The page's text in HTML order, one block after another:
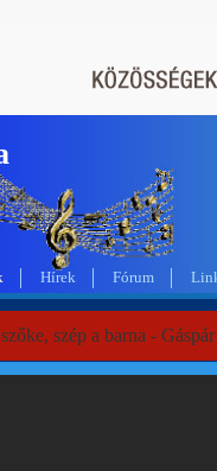
Hírek Fórum
szép a barna -